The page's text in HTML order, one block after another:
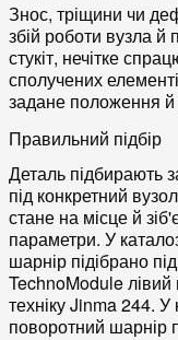
Знос, тріщини чи
збій роботи вузла й
стукіт, нечітке
сполучених
задане положення й
Правильний підбір
Деталь підбирають
під конкретний
стане на місце й
параметри. У
шарнір підібрано
TechnoModule лівий
техніку Jinma 244. У
поворотний шарнір